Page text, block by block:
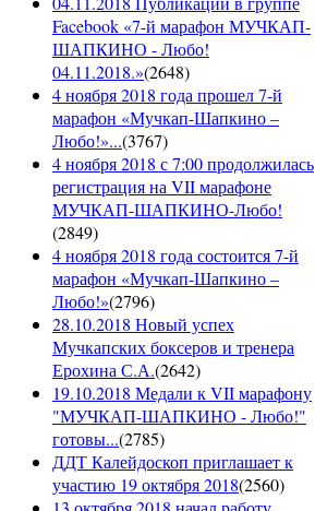
Facebook «7-й марафон МУЧКАП-
ШАПКИНО - Любо!
04.11.2018.»(2648)
4 ноября 2018 года прошел 7-й
марафон «Мучкап-Шапкино –
Любо!»...(3767)
4 ноября 2018 с 7:00 продолжилась
регистрация на VII марафоне
МУЧКАП-ШАПКИНО-Любо!
(2849)
4 ноября 2018 года состоится 7-й
марафон «Мучкап-Шапкино –
Любо!»(2796)
28.10.2018 Новый успех
Мучкапских боксеров и тренера
Ерохина С.А.(2642)
19.10.2018 Медали к VII марафону
"МУЧКАП-ШАПКИНО - Любо!"
готовы...(2785)
ДДТ Калейдоскоп приглашает к
участию 19 октября 2018(2560)